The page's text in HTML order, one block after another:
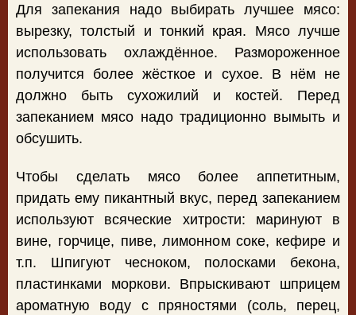
Для запекания надо выбирать лучшее мясо:
вырезку, толстый и тонкий края. Мясо лучше
использовать охлаждённое. Размороженное
получится более жёсткое и сухое. В нём не
должно быть сухожилий и костей. Перед
запеканием мясо надо традиционно вымыть и
обсушить.
Чтобы сделать мясо более аппетитным,
придать ему пикантный вкус, перед запеканием
используют всяческие хитрости: маринуют в
вине, горчице, пиве, лимонном соке, кефире и
т.п. Шпигуют чесноком, полосками бекона,
пластинками моркови. Впрыскивают шприцем
ароматную воду с пряностями (соль, перец,